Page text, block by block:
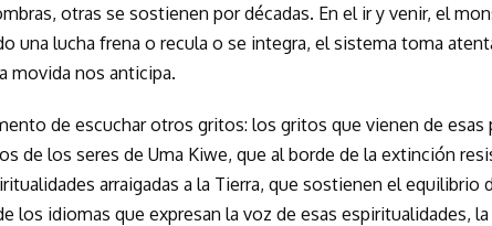
otras se sostienen por décadas. En el ir y venir, el
una lucha frena o recula o se integra, el sistema toma
movida nos anticipa.
de escuchar otros gritos: los gritos que vienen de esas
de los seres de Uma Kiwe, que al borde de la extinción
arraigadas a la Tierra, que sostienen el equilibrio
los idiomas que expresan la voz de esas espiritualidades,